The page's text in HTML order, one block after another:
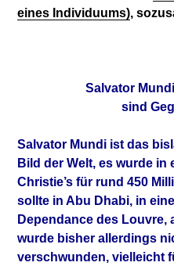
eines Individuums),
Salvator
sind
Salvator Mundi ist das
Bild der Welt, es wurde in
Christie’s für rund 450
sollte in Abu Dhabi, in
Dependance des Louvre,
wurde bisher allerdings
verschwunden, vielleicht